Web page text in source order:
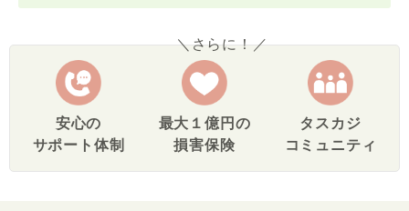
＼さらに！／
安心の
サポート体制
最大１億円の
損害保険
タスカジ
コミュニティ